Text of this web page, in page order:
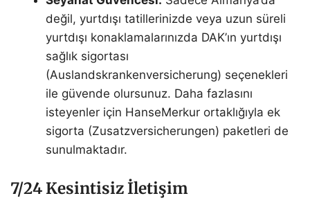
değil, yurtdışı tatillerinizde veya uzun süreli
yurtdışı konaklamalarınızda DAK’ın yurtdışı
sağlık sigortası
(Auslandskrankenversicherung) seçenekleri
ile güvende olursunuz. Daha fazlasını
isteyenler için HanseMerkur ortaklığıyla ek
sigorta (Zusatzversicherungen) paketleri de
sunulmaktadır.
7/24 Kesintisiz İletişim